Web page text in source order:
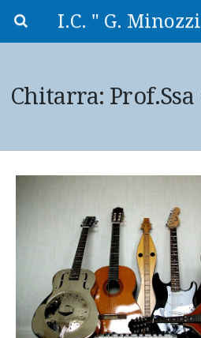
I.C. " G.
Chitarra: